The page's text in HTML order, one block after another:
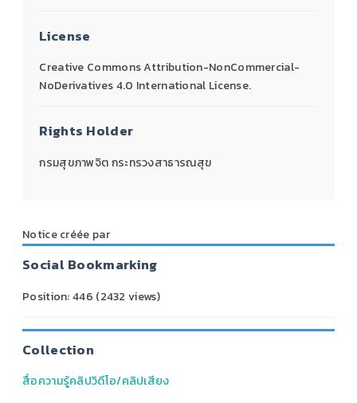
License
Creative Commons Attribution-NonCommercial-
NoDerivatives 4.0 International License.
Rights Holder
กรมสุขภาพจิต กระทรวงสาธารณสุข
Notice créée par
Social Bookmarking
Position:446 (2432 views)
Collection
สื่อความรู้คลิปวิดีโอ/คลิปเสียง